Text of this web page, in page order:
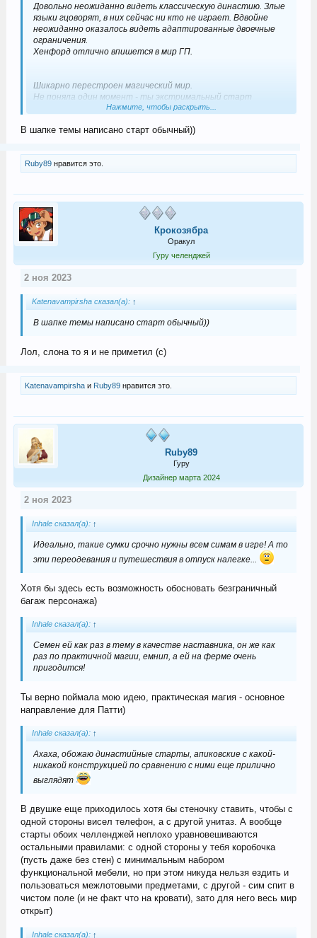
Довольно неожиданно видеть классическую династию. Злые
языки гцоворят, в них сейчас ни кто не играет. Вдвойне
неожиданно оказалось видеть адаптированные двоечные
ограничения.
Хенфорд отлично впишется в мир ГП.
Шикарно перестроен магический мир.
Не поняла один момент - ты экстримальный старт
Нажмите, чтобы раскрыть...
В шапке темы написано старт обычный))
Ruby89нравится это.
Крокозябра
Оракул
Гуру челенджей
2 ноя 2023
Katenavampirsha сказал(а): ↑
В шапке темы написано старт обычный))
Лол, слона то я и не приметил (с)
Katenavampirshaи Ruby89нравится это.
Ruby89
Гуру
Дизайнер марта 2024
2 ноя 2023
Inhale сказал(а): ↑
Идеально, такие сумки срочно нужны всем симам в игре! А то
эти переодевания и путешествия в отпуск налегке...
Хотя бы здесь есть возможность обосновать безграничный
багаж персонажа)
Inhale сказал(а): ↑
Семен ей как раз в тему в качестве наставника, он же как
раз по практичной магии, емнип, а ей на ферме очень
пригодится!
Ты верно поймала мою идею, практическая магия - основное
направление для Патти)
Inhale сказал(а): ↑
Ахаха, обожаю династийные старты, апиковские с какой-
никакой конструкцией по сравнению с ними еще прилично
выглядят
В двушке еще приходилось хотя бы стеночку ставить, чтобы с
одной стороны висел телефон, а с другой унитаз. А вообще
старты обоих челленджей неплохо уравновешиваются
остальными правилами: с одной стороны у тебя коробочка
(пусть даже без стен) с минимальным набором
функциональной мебели, но при этом никуда нельзя ездить и
пользоваться межлотовыми предметами, с другой - сим спит в
чистом поле (и не факт что на кровати), зато для него весь мир
открыт)
Inhale сказал(а): ↑